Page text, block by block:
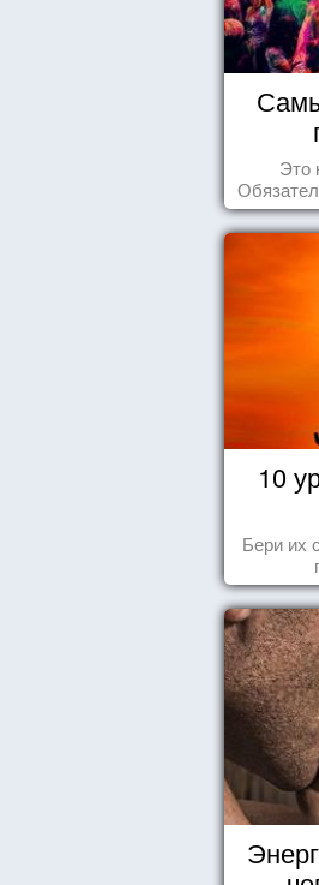
Это
10
Бери их